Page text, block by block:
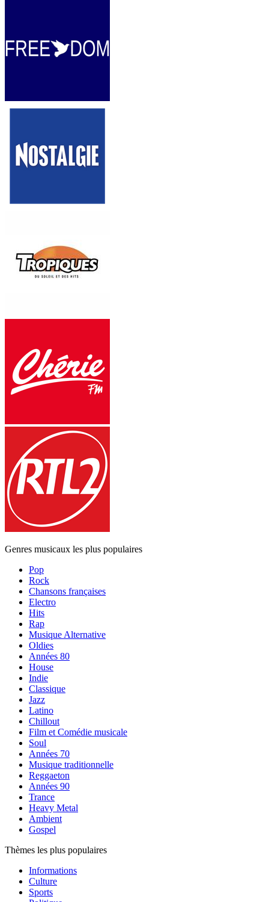
Genres musicaux les plus populaires
Pop
Rock
Chansons françaises
Electro
Hits
Rap
Musique Alternative
Oldies
Années 80
House
Indie
Classique
Jazz
Latino
Chillout
Film et Comédie musicale
Soul
Années 70
Musique traditionnelle
Reggaeton
Années 90
Trance
Heavy Metal
Ambient
Gospel
Thèmes les plus populaires
Informations
Culture
Sports